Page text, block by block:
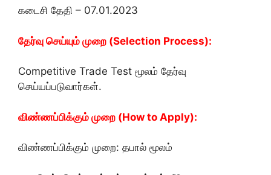
கடைசி தேதி – 07.01.2023
தேர்வு செய்யும் முறை (Selection Process):
Competitive Trade Test மூலம் தேர்வு
செய்யப்படுவார்கள்.
விண்ணப்பிக்கும் முறை (How to Apply):
விண்ணப்பிக்கும் முறை: தபால் மூலம்